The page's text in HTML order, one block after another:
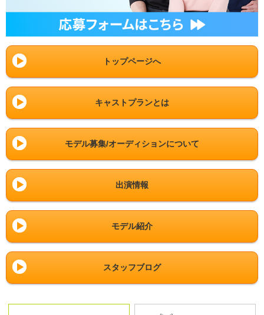
トップページへ
キャストプランとは
モデル募集/オーディションについて
出演情報
モデル紹介
スタッフブログ